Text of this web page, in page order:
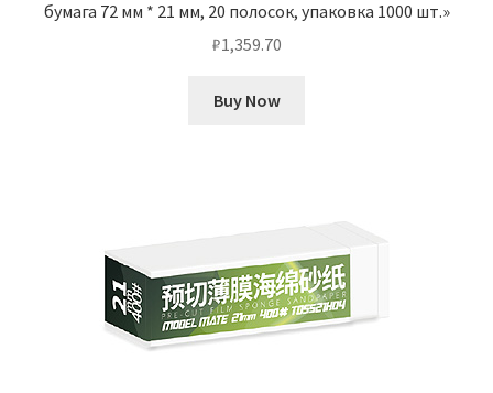
бумага 72 мм * 21 мм, 20 полосок, упаковка 1000 шт.»
₽1,359.70
Buy Now